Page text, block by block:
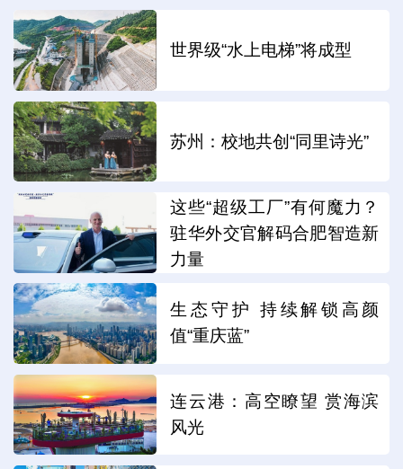
世界级“水上电梯”将成型
苏州：校地共创“同里诗光”
这些“超级工厂”有何魔力？
驻华外交官解码合肥智造新
力量
生态守护 持续解锁高颜
值“重庆蓝”
连云港：高空瞭望 赏海滨
风光